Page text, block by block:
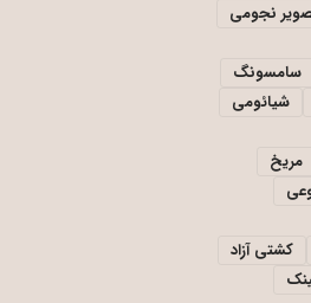
نجومی
سامسونگ
شیائومی
مریخ
کشتی آزاد